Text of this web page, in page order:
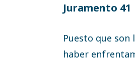
Juramento 41
Puesto que son
haber